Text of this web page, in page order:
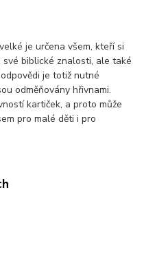
je určena všem, kteří si
biblické znalosti, ale také
je totiž nutné
odměňovány hřivnami.
kartiček, a proto může
pro malé děti i pro